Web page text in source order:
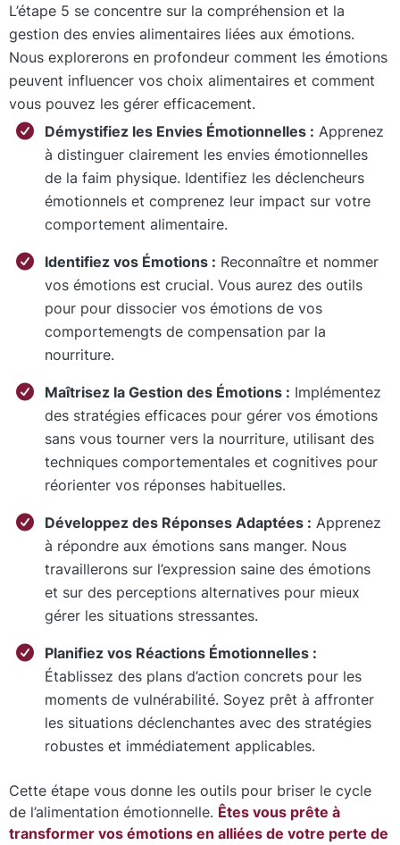
L’étape 5 se concentre sur la compréhension et la
gestion des envies alimentaires liées aux émotions.
Nous explorerons en profondeur comment les émotions
peuvent influencer vos choix alimentaires et comment
vous pouvez les gérer efficacement.
Démystifiez les Envies Émotionnelles : Apprenez
à distinguer clairement les envies émotionnelles
de la faim physique. Identifiez les déclencheurs
émotionnels et comprenez leur impact sur votre
comportement alimentaire.
Identifiez vos Émotions : Reconnaître et nommer
vos émotions est crucial. Vous aurez des outils
pour pour dissocier vos émotions de vos
comportemengts de compensation par la
nourriture.
Maîtrisez la Gestion des Émotions : Implémentez
des stratégies efficaces pour gérer vos émotions
sans vous tourner vers la nourriture, utilisant des
techniques comportementales et cognitives pour
réorienter vos réponses habituelles.
Développez des Réponses Adaptées : Apprenez
à répondre aux émotions sans manger. Nous
travaillerons sur l’expression saine des émotions
et sur des perceptions alternatives pour mieux
gérer les situations stressantes.
Planifiez vos Réactions Émotionnelles :
Établissez des plans d’action concrets pour les
moments de vulnérabilité. Soyez prêt à affronter
les situations déclenchantes avec des stratégies
robustes et immédiatement applicables.
Cette étape vous donne les outils pour briser le cycle
de l’alimentation émotionnelle. Êtes vous prête à
transformer vos émotions en alliées de votre perte de